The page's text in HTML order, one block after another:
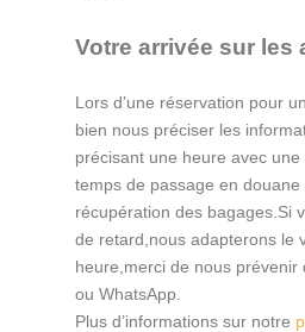
Votre arrivée sur les
Lors d’une réservation pour
bien nous préciser les
précisant une heure avec
temps de passage en douane
récupération des bagages.Si
de retard,nous adapterons le
heure,merci de nous prévenir
ou WhatsApp.
Plus d’informations sur notre